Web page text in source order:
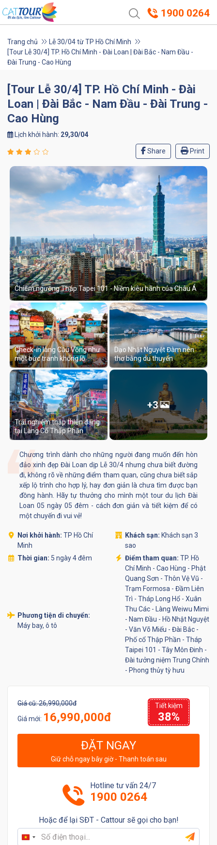
1900 0264
Trang chủ
Lễ 30/04 từ TP Hồ Chí Minh
[Tour Lễ 30/4] TP. Hồ Chí Minh - Đài Loan | Đài Bắc - Nam Đầu -
Đài Trung - Cao Hùng
[Tour Lễ 30/4] TP. Hồ Chí Minh - Đài
Loan | Đài Bắc - Nam Đầu - Đài Trung -
Cao Hùng
Lịch khởi hành: 29,30/04
Share Print
Chiêm ngưỡng Tháp Tapei 101 - Niềm kiêu hãnh của Châu Á
Check-in làng Cầu Vồng như
một bức tranh khổng lồ
Dạo Nhật Nguyệt Đàm nên
thơ bằng du thuyển
Trải nghiệm thắp thiên đăng
tại Làng Cổ Thập Phần
+3
Chương trình dành cho những người đang muốn đến hòn
đảo xinh đẹp Đài Loan dịp Lễ 30/4 nhưng chưa biết đường
đi, không rõ về những điểm tham quan, cũng chưa biết sắp
xếp lộ trình cho hợp lý, hay đơn giản là chưa tìm được bạn
đồng hành. Hãy tự thưởng cho mình một tour du lịch Đài
Loan 05 ngày 05 đêm - cách đơn giản và tiết kiệm để có
một chuyến đi vui vẻ!
Nơi khởi hành: TP Hồ Chí
Minh
Khách sạn: Khách sạn 3
sao
Thời gian: 5 ngày 4 đêm Điểm tham quan: TP. Hồ
Chí Minh - Cao Hùng - Phật
Quang Sơn - Thôn Vệ Vũ -
Trạm Formosa - Đầm Liên
Trì - Tháp Long Hổ - Xuân
Thu Các - Làng Weiwu Mimi
- Nam Đầu - Hồ Nhật Nguyệt
- Văn Võ Miếu - Đài Bắc -
Phố cổ Thập Phần - Tháp
Taipei 101 - Tây Môn Đinh -
Đài tưởng niệm Trung Chính
- Phong thủy tỳ hưu
Phương tiện di chuyển:
Máy bay, ô tô
Giá cũ:26,990,000đ
Giá mới: 16,990,000đ
Tiết kiệm
38%
ĐẶT NGAY
Giữ chỗ ngay bây giờ - Thanh toán sau
Hotline tư vấn 24/7
1900 0264
Hoặc để lại SĐT - Cattour sẽ gọi cho bạn!
Vietnam